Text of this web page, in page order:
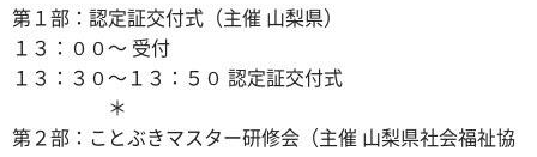
第１部：認定証交付式（主催 山梨県）
１３：００～ 受付
１３：３０～１３：５０ 認定証交付式
＊
第２部：ことぶきマスター研修会（主催 山梨県社会福祉協